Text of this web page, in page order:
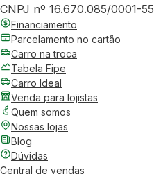
CNPJ nº 16.670.085/0001-55
Financiamento
Parcelamento no cartão
Carro na troca
Tabela Fipe
Carro Ideal
Venda para lojistas
Quem somos
Nossas lojas
Blog
Dúvidas
Central de vendas